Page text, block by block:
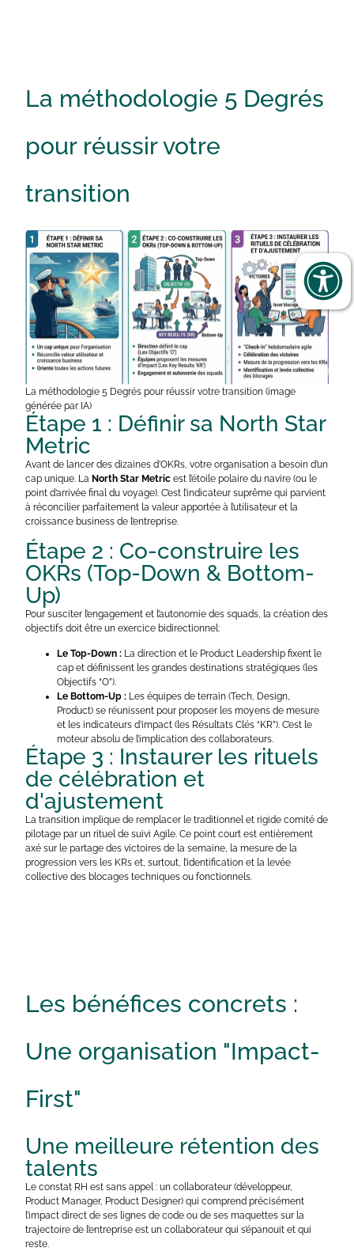
La méthodologie 5 Degrés
pour réussir votre
transition
La méthodologie 5 Degrés pour réussir votre transition (image
générée par IA)
Étape 1 : Définir sa North Star
Metric
Avant de lancer des dizaines d’OKRs, votre organisation a besoin d’un
cap unique. La North Star Metric est l’étoile polaire du navire (ou le
point d’arrivée final du voyage). C’est l’indicateur suprême qui parvient
à réconcilier parfaitement la valeur apportée à l’utilisateur et la
croissance business de l’entreprise.
Étape 2 : Co-construire les
OKRs (Top-Down & Bottom-
Up)
Pour susciter l’engagement et l’autonomie des squads, la création des
objectifs doit être un exercice bidirectionnel:
Le Top-Down : La direction et le Product Leadership fixent le
cap et définissent les grandes destinations stratégiques (les
Objectifs “O”).
Le Bottom-Up : Les équipes de terrain (Tech, Design,
Product) se réunissent pour proposer les moyens de mesure
et les indicateurs d’impact (les Résultats Clés “KR”). C’est le
moteur absolu de l’implication des collaborateurs.
Étape 3 : Instaurer les rituels
de célébration et
d'ajustement
La transition implique de remplacer le traditionnel et rigide comité de
pilotage par un rituel de suivi Agile. Ce point court est entièrement
axé sur le partage des victoires de la semaine, la mesure de la
progression vers les KRs et, surtout, l’identification et la levée
collective des blocages techniques ou fonctionnels.
Les bénéfices concrets :
Une organisation "Impact-
First"
Une meilleure rétention des
talents
Le constat RH est sans appel : un collaborateur (développeur,
Product Manager, Product Designer) qui comprend précisément
l’impact direct de ses lignes de code ou de ses maquettes sur la
trajectoire de l’entreprise est un collaborateur qui s’épanouit et qui
reste.